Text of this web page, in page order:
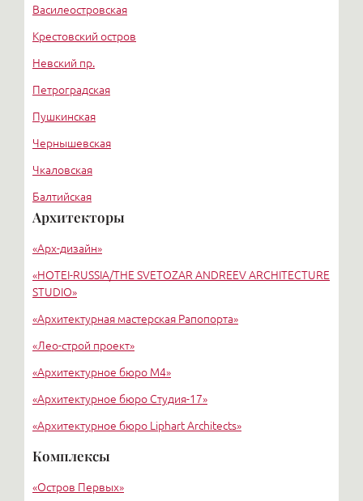
Василеостровская
Крестовский остров
Невский пр.
Петроградская
Пушкинская
Чернышевская
Чкаловская
Балтийская
Старая деревня
Удельная
Архитекторы
«Арх-дизайн»
«HОTEI-RUSSIA/THE SVETOZAR ANDREEV ARCHITECTURE
STUDIO»
«Архитектурная мастерская Рапопорта»
«Лео-строй проект»
«Архитектурное бюро М4»
«Архитектурное бюро Студия-17»
«Архитектурное бюро Liphart Architects»
«Григорьев и партнеры»
Комплексы
«Остров Первых»